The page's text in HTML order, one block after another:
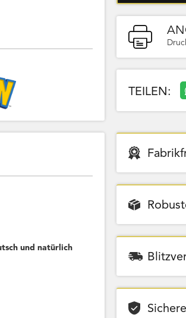
TEILEN:
und natürlich